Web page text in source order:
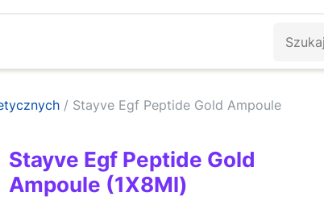
/ Stayve Egf Peptide Gold Ampoule
Stayve Egf Peptide Gold
Ampoule (1X8Ml)